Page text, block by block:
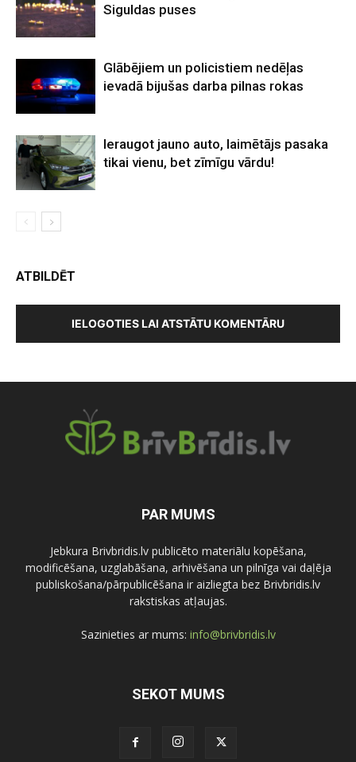
Siguldas puses
Glābējiem un policistiem nedēļas
ievadā bijušas darba pilnas rokas
Ieraugot jauno auto, laimētājs pasaka
tikai vienu, bet zīmīgu vārdu!
ATBILDĒT
IELOGOTIES LAI ATSTĀTU KOMENTĀRU
PAR MUMS
Jebkura Brivbridis.lv publicēto materiālu kopēšana,
modificēšana, uzglabāšana, arhivēšana un pilnīga vai daļēja
publiskošana/pārpublicēšana ir aizliegta bez Brivbridis.lv
rakstiskas atļaujas.
Sazinieties ar mums: info@brivbridis.lv
SEKOT MUMS